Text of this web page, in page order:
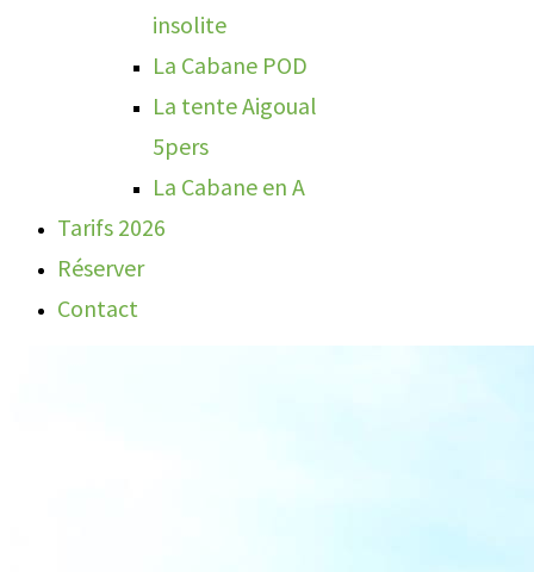
insolite
La Cabane POD
La tente Aigoual
5pers
La Cabane en A
Tarifs 2026
Réserver
Contact